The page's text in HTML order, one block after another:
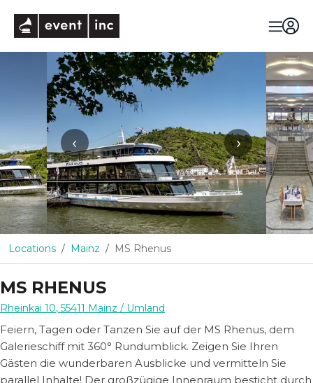
‹ ›
Locations Mainz MS Rhenus
MS RHENUS
Rheinkai 10, 55411 Mainz / Umland
Feiern, Tagen oder Tanzen Sie auf der MS Rhenus, dem
Galerieschiff mit 360° Rundumblick. Zeigen Sie Ihren
Gästen die wunderbaren Ausblicke und vermitteln Sie
parallel Inhalte! Der großzügige Innenraum besticht durch